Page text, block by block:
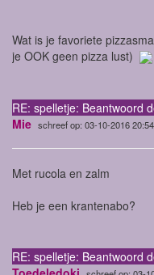
Wat is je favoriete
je OOK geen pizza lust)
RE: spelletje: Beantwoord
Mie schreef op: 03-10-2016
Met rucola en zalm
Heb je een krantenabo?
RE: spelletje: Beantwoord